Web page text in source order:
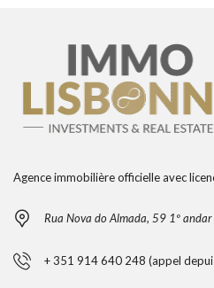
Agence immobilière officielle avec
Rua Nova do Almada, 59 1º
+ 351 914 640 248 (appel